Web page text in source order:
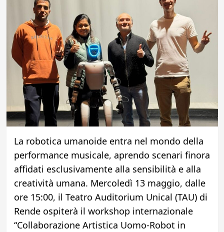
La robotica umanoide entra nel mondo della
performance musicale, aprendo scenari finora
affidati esclusivamente alla sensibilità e alla
creatività umana. Mercoledì 13 maggio, dalle
ore 15:00, il Teatro Auditorium Unical (TAU) di
Rende ospiterà il workshop internazionale
“Collaborazione Artistica Uomo-Robot in